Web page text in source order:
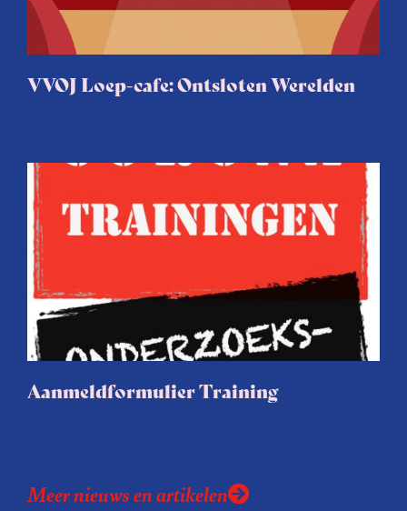
VVOJ Loep-cafe: Ontsloten Werelden
Aanmeldformulier Training
Meer nieuws en artikelen